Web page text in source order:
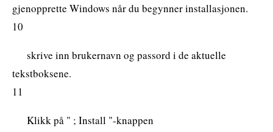
gjenopprette Windows når du begynner installasjonen.
10
skrive inn brukernavn og passord i de aktuelle
tekstboksene.
11
Klikk på " ; Install "-knappen